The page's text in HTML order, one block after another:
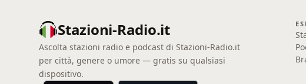
Stazioni-Radio.it
Ascolta stazioni radio e podcast di Stazioni-Radio.it
per città, genere o umore — gratis su qualsiasi
dispositivo.